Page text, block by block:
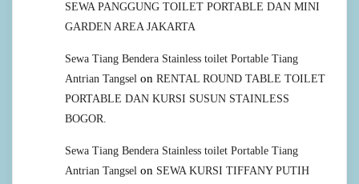
SEWA PANGGUNG TOILET PORTABLE DAN MINI
GARDEN AREA JAKARTA
Sewa Tiang Bendera Stainless toilet Portable Tiang
Antrian Tangsel on RENTAL ROUND TABLE TOILET
PORTABLE DAN KURSI SUSUN STAINLESS
BOGOR.
Sewa Tiang Bendera Stainless toilet Portable Tiang
Antrian Tangsel on SEWA KURSI TIFFANY PUTIH